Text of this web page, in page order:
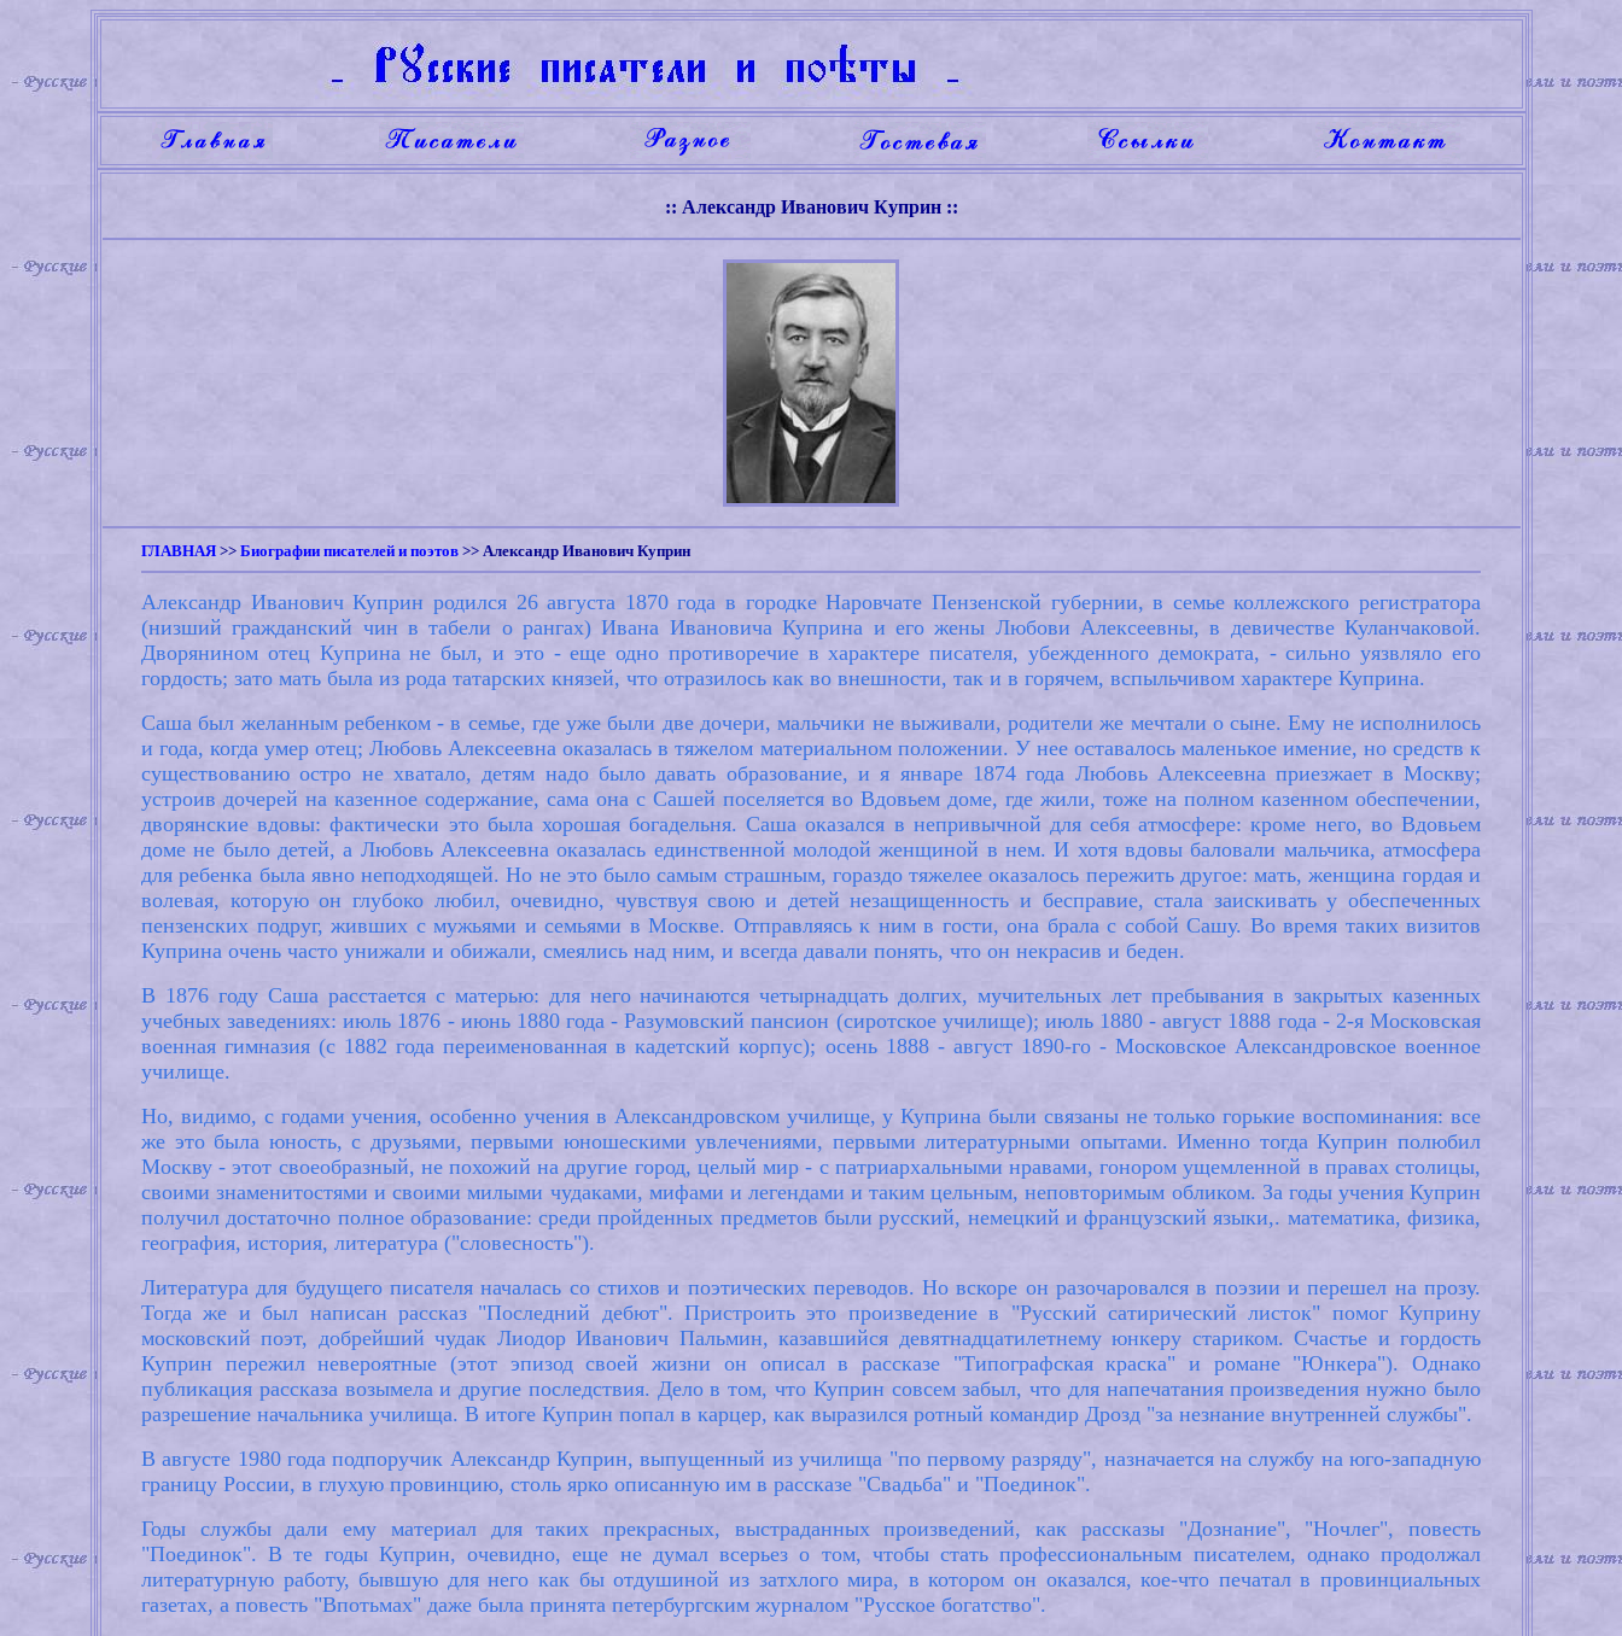
:: Александр Иванович Куприн ::
ГЛАВНАЯ >> Биографии писателей и поэтов >> Александр Иванович Куприн
Александр Иванович Куприн родился 26 августа 1870 года в городке Наровчате Пензенской губернии, в семье коллежского регистратора
(низший гражданский чин в табели о рангах) Ивана Ивановича Куприна и его жены Любови Алексеевны, в девичестве Куланчаковой.
Дворянином отец Куприна не был, и это - еще одно противоречие в характере писателя, убежденного демократа, - сильно уязвляло его
гордость; зато мать была из рода татарских князей, что отразилось как во внешности, так и в горячем, вспыльчивом характере Куприна.
Саша был желанным ребенком - в семье, где уже были две дочери, мальчики не выживали, родители же мечтали о сыне. Ему не исполнилось
и года, когда умер отец; Любовь Алексеевна оказалась в тяжелом материальном положении. У нее оставалось маленькое имение, но средств к
существованию остро не хватало, детям надо было давать образование, и я январе 1874 года Любовь Алексеевна приезжает в Москву;
устроив дочерей на казенное содержание, сама она с Сашей поселяется во Вдовьем доме, где жили, тоже на полном казенном обеспечении,
дворянские вдовы: фактически это была хорошая богадельня. Саша оказался в непривычной для себя атмосфере: кроме него, во Вдовьем
доме не было детей, а Любовь Алексеевна оказалась единственной молодой женщиной в нем. И хотя вдовы баловали мальчика, атмосфера
для ребенка была явно неподходящей. Но не это было самым страшным, гораздо тяжелее оказалось пережить другое: мать, женщина гордая и
волевая, которую он глубоко любил, очевидно, чувствуя свою и детей незащищенность и бесправие, стала заискивать у обеспеченных
пензенских подруг, живших с мужьями и семьями в Москве. Отправляясь к ним в гости, она брала с собой Сашу. Во время таких визитов
Куприна очень часто унижали и обижали, смеялись над ним, и всегда давали понять, что он некрасив и беден.
В 1876 году Саша расстается с матерью: для него начинаются четырнадцать долгих, мучительных лет пребывания в закрытых казенных
учебных заведениях: июль 1876 - июнь 1880 года - Разумовский пансион (сиротское училище); июль 1880 - август 1888 года - 2-я Московская
военная гимназия (с 1882 года переименованная в кадетский корпус); осень 1888 - август 1890-го - Московское Александровское военное
училище.
Но, видимо, с годами учения, особенно учения в Александровском училище, у Куприна были связаны не только горькие воспоминания: все
же это была юность, с друзьями, первыми юношескими увлечениями, первыми литературными опытами. Именно тогда Куприн полюбил
Москву - этот своеобразный, не похожий на другие город, целый мир - с патриархальными нравами, гонором ущемленной в правах столицы,
своими знаменитостями и своими милыми чудаками, мифами и легендами и таким цельным, неповторимым обликом. За годы учения Куприн
получил достаточно полное образование: среди пройденных предметов были русский, немецкий и французский языки,. математика, физика,
география, история, литература ("словесность").
Литература для будущего писателя началась со стихов и поэтических переводов. Но вскоре он разочаровался в поэзии и перешел на прозу.
Тогда же и был написан рассказ "Последний дебют". Пристроить это произведение в "Русский сатирический листок" помог Куприну
московский поэт, добрейший чудак Лиодор Иванович Пальмин, казавшийся девятнадцатилетнему юнкеру стариком. Счастье и гордость
Куприн пережил невероятные (этот эпизод своей жизни он описал в рассказе "Типографская краска" и романе "Юнкера"). Однако
публикация рассказа возымела и другие последствия. Дело в том, что Куприн совсем забыл, что для напечатания произведения нужно было
разрешение начальника училища. В итоге Куприн попал в карцер, как выразился ротный командир Дрозд "за незнание внутренней службы".
В августе 1980 года подпоручик Александр Куприн, выпущенный из училища "по первому разряду", назначается на службу на юго-западную
границу России, в глухую провинцию, столь ярко описанную им в рассказе "Свадьба" и "Поединок".
Годы службы дали ему материал для таких прекрасных, выстраданных произведений, как рассказы "Дознание", "Ночлег", повесть
"Поединок". В те годы Куприн, очевидно, еще не думал всерьез о том, чтобы стать профессиональным писателем, однако продолжал
литературную работу, бывшую для него как бы отдушиной из затхлого мира, в котором он оказался, кое-что печатал в провинциальных
газетах, а повесть "Впотьмах" даже была принята петербургским журналом "Русское богатство".